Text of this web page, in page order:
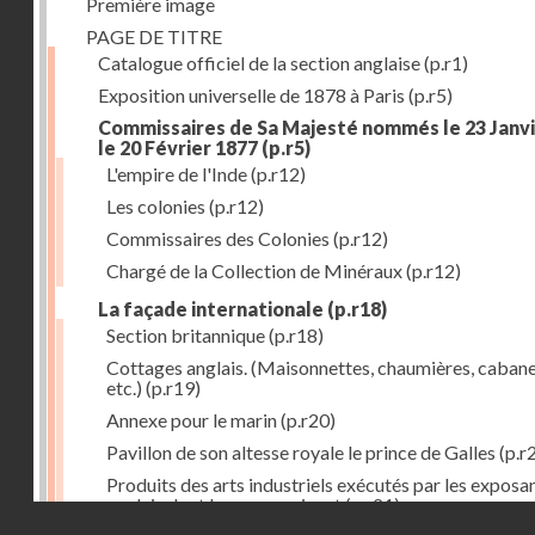
PAGE DE TITRE
Catalogue officiel de la section anglaise(p.r1)
Exposition universelle de 1878 à Paris (p.r5)
Commissaires de Sa Majesté nommés le 23
le 20 Février 1877 (p.r5)
L'empire de l'Inde(p.r12)
Les colonies (p.r12)
Commissaires des Colonies (p.r12)
Chargé de la Collection de Minéraux(p.r12)
La façade internationale (p.r18)
Section britannique(p.r18)
Cottages anglais. (Maisonnettes, chaumières,
etc.) (p.r19)
Annexe pour le marin(p.r20)
Pavillon de son altesse royale le prince de Galles
Produits des arts industriels exécutés par les
anglais dont les noms suivent(p.r21)